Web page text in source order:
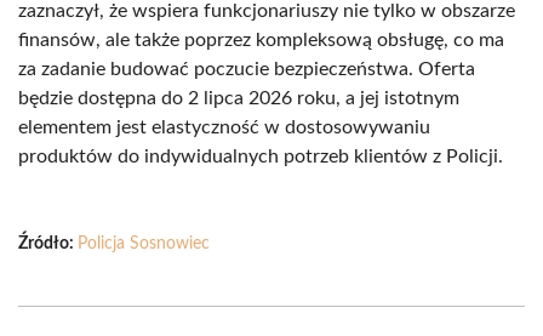
zaznaczył, że wspiera funkcjonariuszy nie tylko w obszarze
finansów, ale także poprzez kompleksową obsługę, co ma
za zadanie budować poczucie bezpieczeństwa. Oferta
będzie dostępna do 2 lipca 2026 roku, a jej istotnym
elementem jest elastyczność w dostosowywaniu
produktów do indywidualnych potrzeb klientów z Policji.
Źródło: Policja Sosnowiec